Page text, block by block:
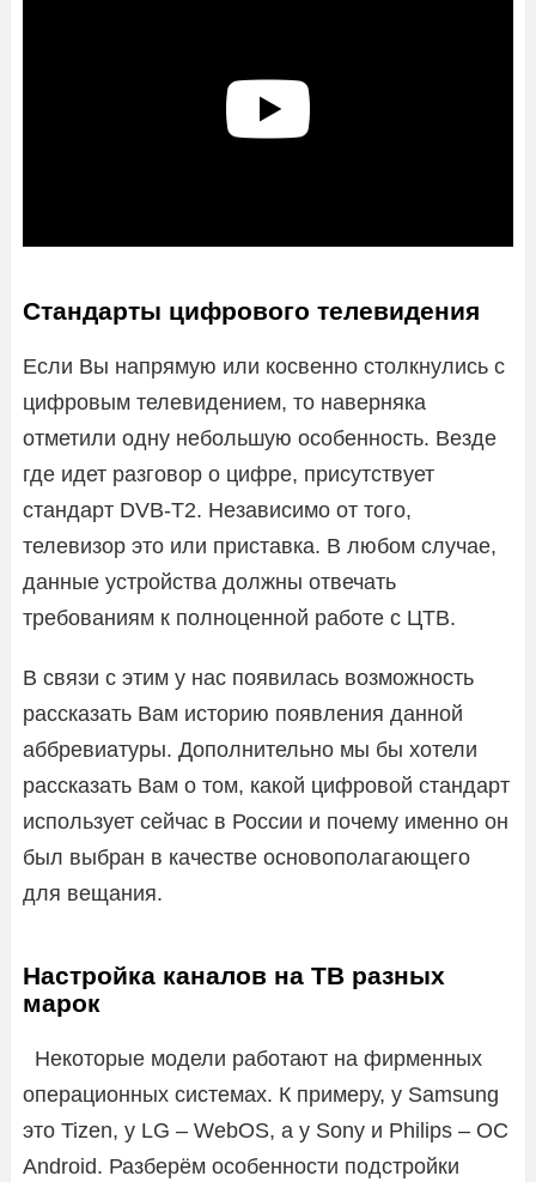
Стандарты цифрового телевидения
Если Вы напрямую или косвенно столкнулись с
цифровым телевидением, то наверняка
отметили одну небольшую особенность. Везде
где идет разговор о цифре, присутствует
стандарт DVB-T2. Независимо от того,
телевизор это или приставка. В любом случае,
данные устройства должны отвечать
требованиям к полноценной работе с ЦТВ.
В связи с этим у нас появилась возможность
рассказать Вам историю появления данной
аббревиатуры. Дополнительно мы бы хотели
рассказать Вам о том, какой цифровой стандарт
использует сейчас в России и почему именно он
был выбран в качестве основополагающего
для вещания.
Настройка каналов на ТВ разных
марок
Некоторые модели работают на фирменных
операционных системах. К примеру, у Samsung
это Tizen, у LG – WebOS, а у Sony и Philips – ОС
Android. Разберём особенности подстройки